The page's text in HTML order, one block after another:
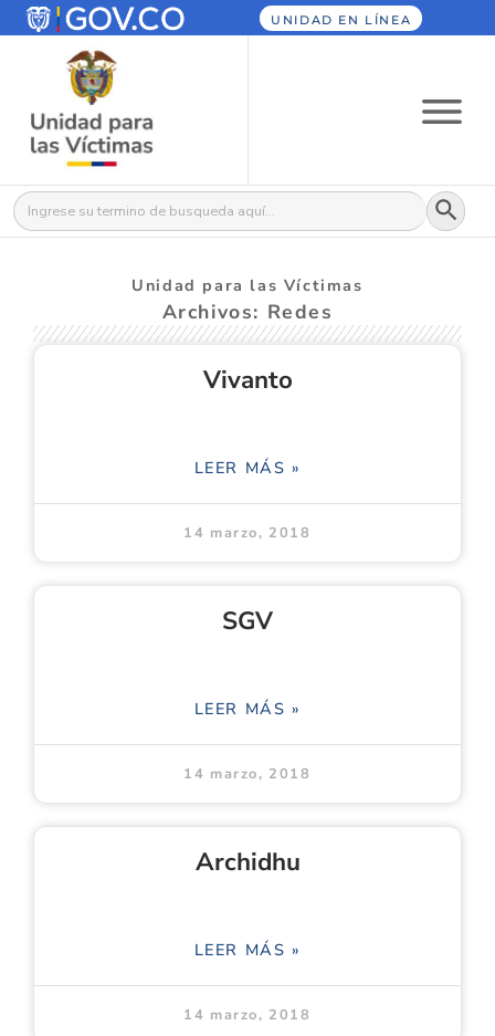
UNIDAD EN LÍNEA
Buscar: Botón
Unidad para las Víctimas
Archivos: Redes
Vivanto
LEER MÁS »
14 marzo, 2018
SGV
LEER MÁS »
14 marzo, 2018
Archidhu
LEER MÁS »
14 marzo, 2018